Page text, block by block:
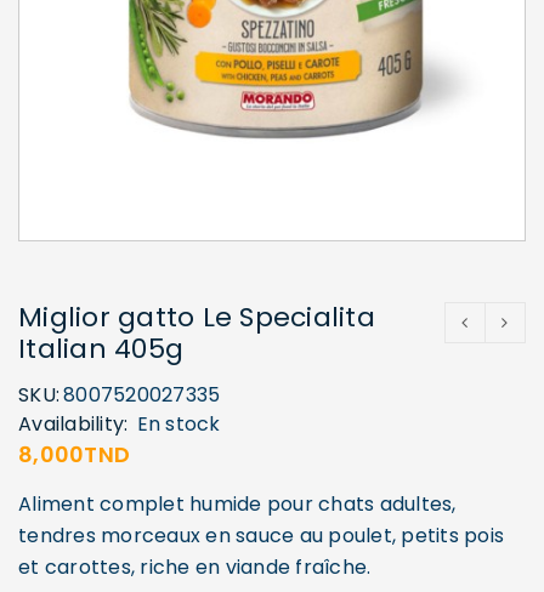
Miglior gatto Le Specialita
Italian 405g
SKU:8007520027335
Availability: En stock
8,000TND
Aliment complet humide pour chats adultes,
tendres morceaux en sauce au poulet, petits pois
et carottes, riche en viande fraîche.